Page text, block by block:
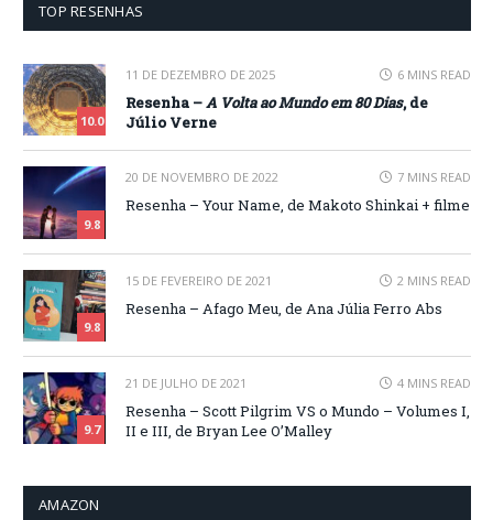
TOP RESENHAS
10.0
11 DE DEZEMBRO DE 2025 6 MINS READ
Resenha –A Volta ao Mundo em 80 Dias, de
Júlio Verne
9.8
20 DE NOVEMBRO DE 2022 7 MINS READ
Resenha – Your Name, de Makoto Shinkai + filme
9.8
15 DE FEVEREIRO DE 2021 2 MINS READ
Resenha – Afago Meu, de Ana Júlia Ferro Abs
9.7
21 DE JULHO DE 2021 4 MINS READ
Resenha – Scott Pilgrim VS o Mundo – Volumes I,
II e III, de Bryan Lee O’Malley
AMAZON